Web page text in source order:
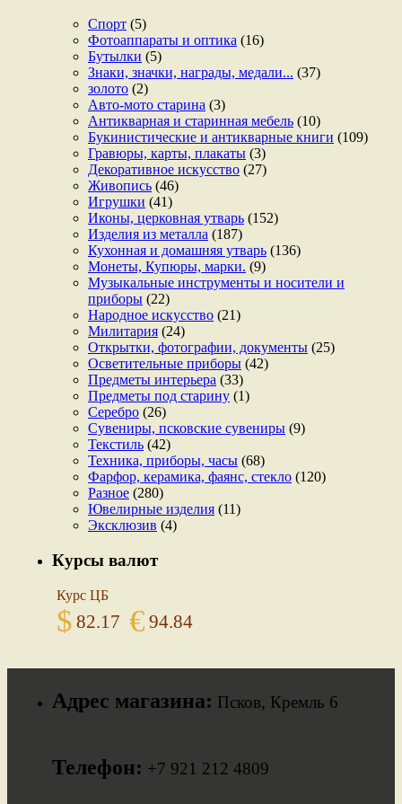
Спорт (5)
Фотоаппараты и оптика (16)
Бутылки (5)
Знаки, значки, награды, медали... (37)
золото (2)
Авто-мото старина (3)
Антикварная и старинная мебель (10)
Букинистические и антикварные книги (109)
Гравюры, карты, плакаты (3)
Декоративное искусство (27)
Живопись (46)
Игрушки (41)
Иконы, церковная утварь (152)
Изделия из металла (187)
Кухонная и домашняя утварь (136)
Монеты, Купюры, марки. (9)
Музыкальные инструменты и носители и
приборы (22)
Народное искусство (21)
Милитария (24)
Открытки, фотографии, документы (25)
Осветительные приборы (42)
Предметы интерьера (33)
Предметы под старину (1)
Серебро (26)
Сувениры, псковские сувениры (9)
Текстиль (42)
Техника, приборы, часы (68)
Фарфор, керамика, фаянс, стекло (120)
Разное (280)
Ювелирные изделия (11)
Эксклюзив (4)
Курсы валют
Курс ЦБ
$ 82.17 € 94.84
Адрес магазина: Псков, Кремль 6
Телефон: +7 921 212 4809